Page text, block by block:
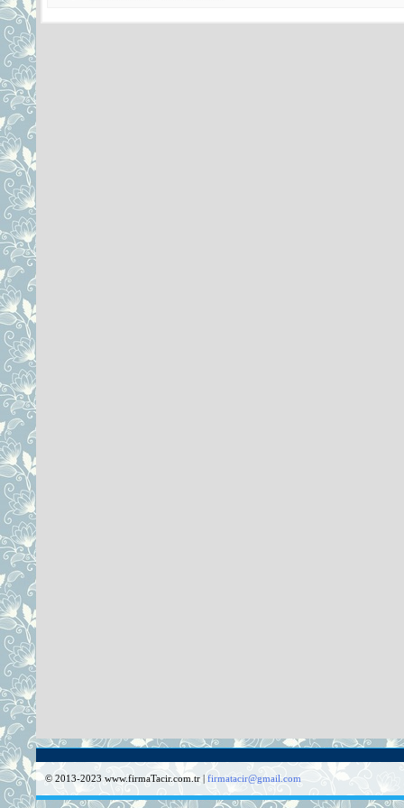
© 2013-2023 www.firmaTacir.com.tr | firmatacir@gmail.com